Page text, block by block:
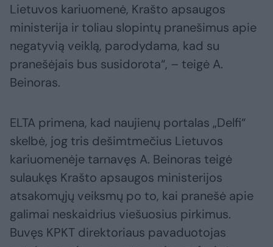
Lietuvos kariuomenė, Krašto apsaugos
ministerija ir toliau slopintų pranešimus apie
negatyvią veiklą, parodydama, kad su
pranešėjais bus susidorota“, – teigė A.
Beinoras.
ELTA primena, kad naujienų portalas „Delfi“
skelbė, jog tris dešimtmečius Lietuvos
kariuomenėje tarnavęs A. Beinoras teigė
sulaukęs Krašto apsaugos ministerijos
atsakomųjų veiksmų po to, kai pranešė apie
galimai neskaidrius viešuosius pirkimus.
Buvęs KPKT direktoriaus pavaduotojas